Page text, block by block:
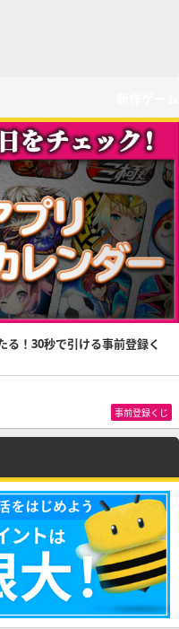
！30秒で引ける事前登録く
事前登録くじ